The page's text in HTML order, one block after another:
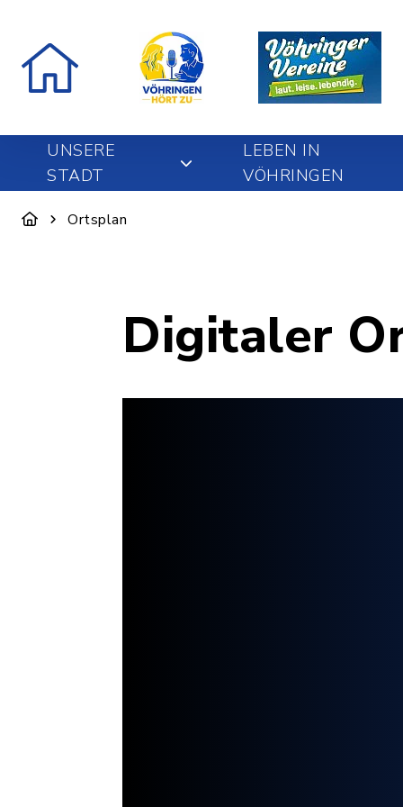
UNSERE
STADT
LEBEN IN
VÖHRINGEN
Ortsplan
Digitaler